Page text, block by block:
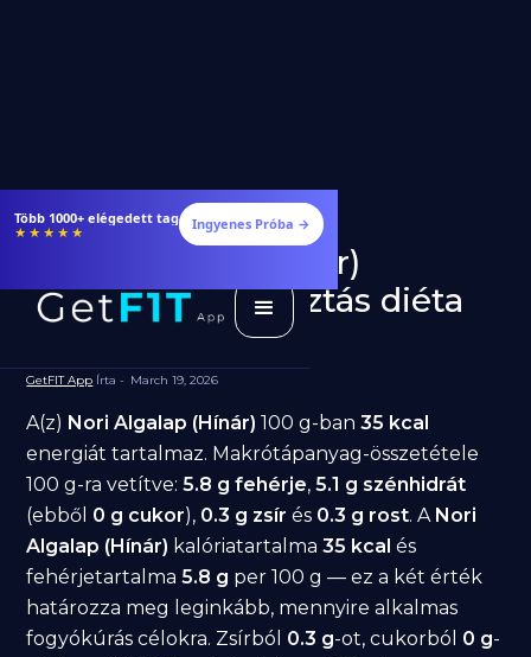
Több 1000+ elégedett tag
★★★★★ Ingyenes Próba →
Nori Algalap (Hínár)
fogyásra: jó választás diéta
GetFIT App Írta - March 19, 2026
A(z) Nori Algalap (Hínár) 100 g-ban35 kcal
energiát tartalmaz. Makrótápanyag-összetétele
100 g-ra vetítve:5.8 g fehérje,5.1 g szénhidrát
(ebből 0 g cukor), 0.3 g zsír és 0.3 g rost. A Nori
Algalap (Hínár) kalóriatartalma35 kcal és
fehérjetartalma5.8 g per 100 g — ez a két érték
határozza meg leginkább, mennyire alkalmas
fogyókúrás célokra. Zsírból 0.3 g-ot, cukorból 0 g-